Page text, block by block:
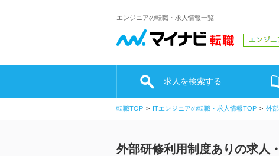
エンジニアの転職・求人情報一覧
求人を検索する
転職TOP ITエンジニアの転職・求人情報TOP 外
外部研修利用制度ありの求人